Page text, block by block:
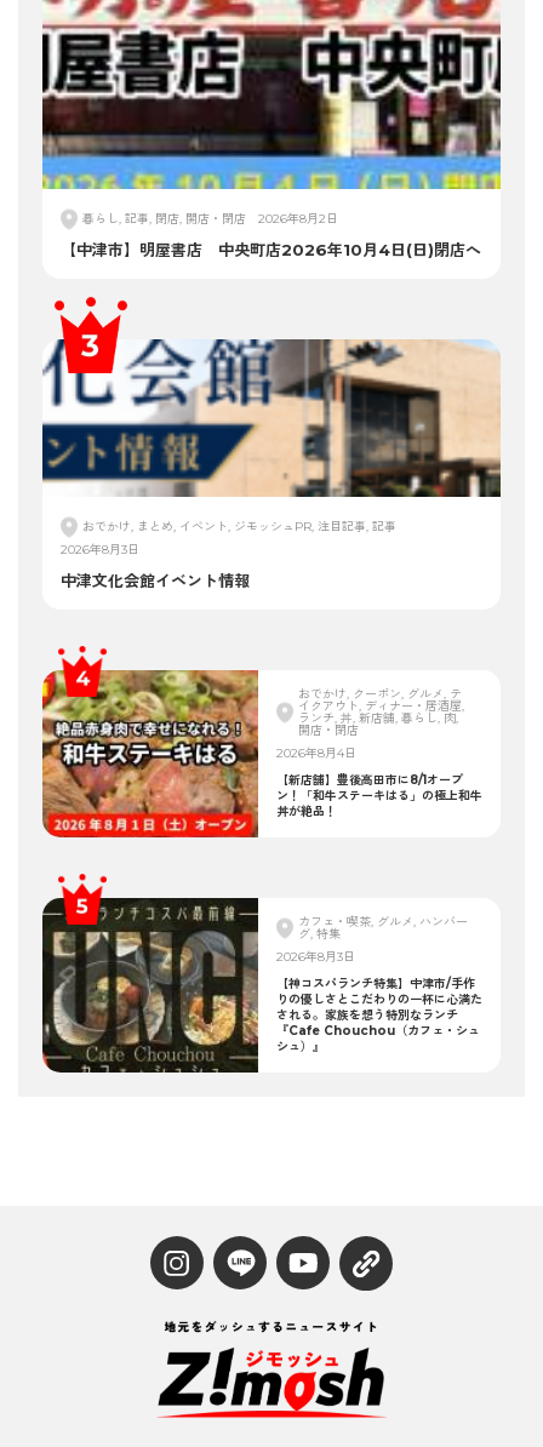
暮らし, 記事, 閉店, 開店・閉店 2026年8月2日
【中津市】明屋書店 中央町店2026年10月4日(日)閉店へ
おでかけ, まとめ, イベント, ジモッシュPR, 注目記事, 記事
2026年8月3日
中津文化会館イベント情報
おでかけ, クーポン, グルメ, テ
イクアウト, ディナー・居酒屋,
ランチ, 丼, 新店舗, 暮らし, 肉,
開店・閉店
2026年8月4日
【新店舗】豊後高田市に8/1オープ
ン！「和牛ステーキはる」の極上和牛
丼が絶品！
カフェ・喫茶, グルメ, ハンバー
グ, 特集
2026年8月3日
【神コスパランチ特集】中津市/手作
りの優しさとこだわりの一杯に心満た
される。家族を想う特別なランチ
『Cafe Chouchou（カフェ・シュ
シュ）』